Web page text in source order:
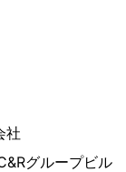
社
グループビル